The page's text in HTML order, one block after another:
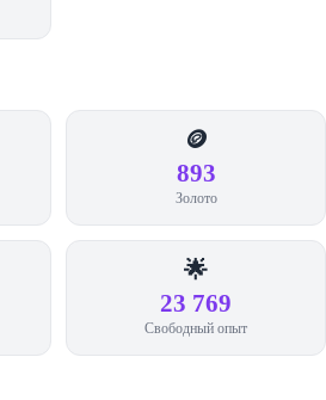
🪙
893
Золото
🌟
23 769
Свободный опыт